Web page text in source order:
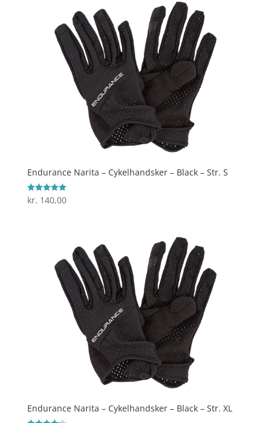
Endurance Narita – Cykelhandsker – Black – Str. S
Vurderet
5
kr. 140,00
Endurance Narita – Cykelhandsker – Black – Str. XL